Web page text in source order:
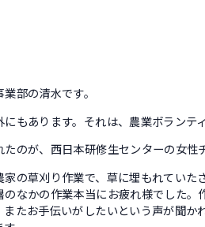
部の清水です。
もあります。それは、農業ボランテ
のが、西日本研修生センターの女性
の草刈り作業で、草に埋もれていた
のなかの作業本当にお疲れ様でした
たお手伝いがしたいという声が聞か